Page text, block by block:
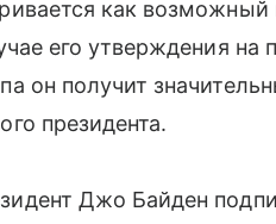
как возможный
его утверждения на
он получит
президента.
Джо Байден